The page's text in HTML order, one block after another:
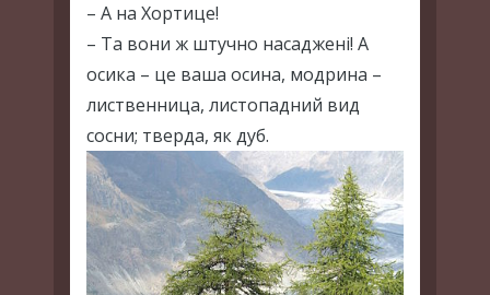
– А на Хортице!
– Та вони ж штучно насаджені! А
осика – це ваша осина, модрина –
лиственница, листопадний вид
сосни; тверда, як дуб.